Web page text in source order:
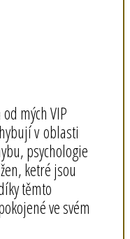
mých VIP
v oblasti
psychologie
ketré jsou
těmto
ve svém